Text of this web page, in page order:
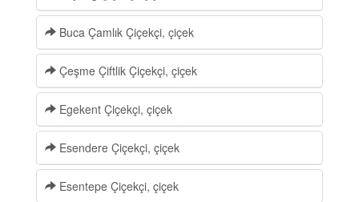
Buca Çamlık Çiçekçi, çiçek
Çeşme Çiftlik Çiçekçi, çiçek
Egekent Çiçekçi, çiçek
Esendere Çiçekçi, çiçek
Esentepe Çiçekçi, çiçek